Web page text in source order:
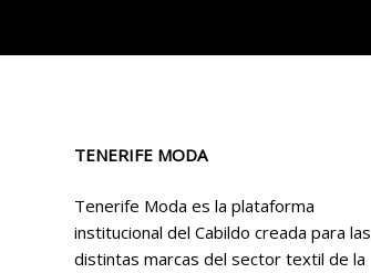
TENERIFE MODA
Tenerife Moda es la plataforma
institucional del Cabildo creada para las
distintas marcas del sector textil de la